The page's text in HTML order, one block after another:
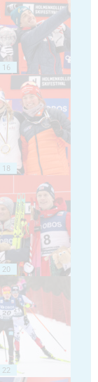
16
18
20
22